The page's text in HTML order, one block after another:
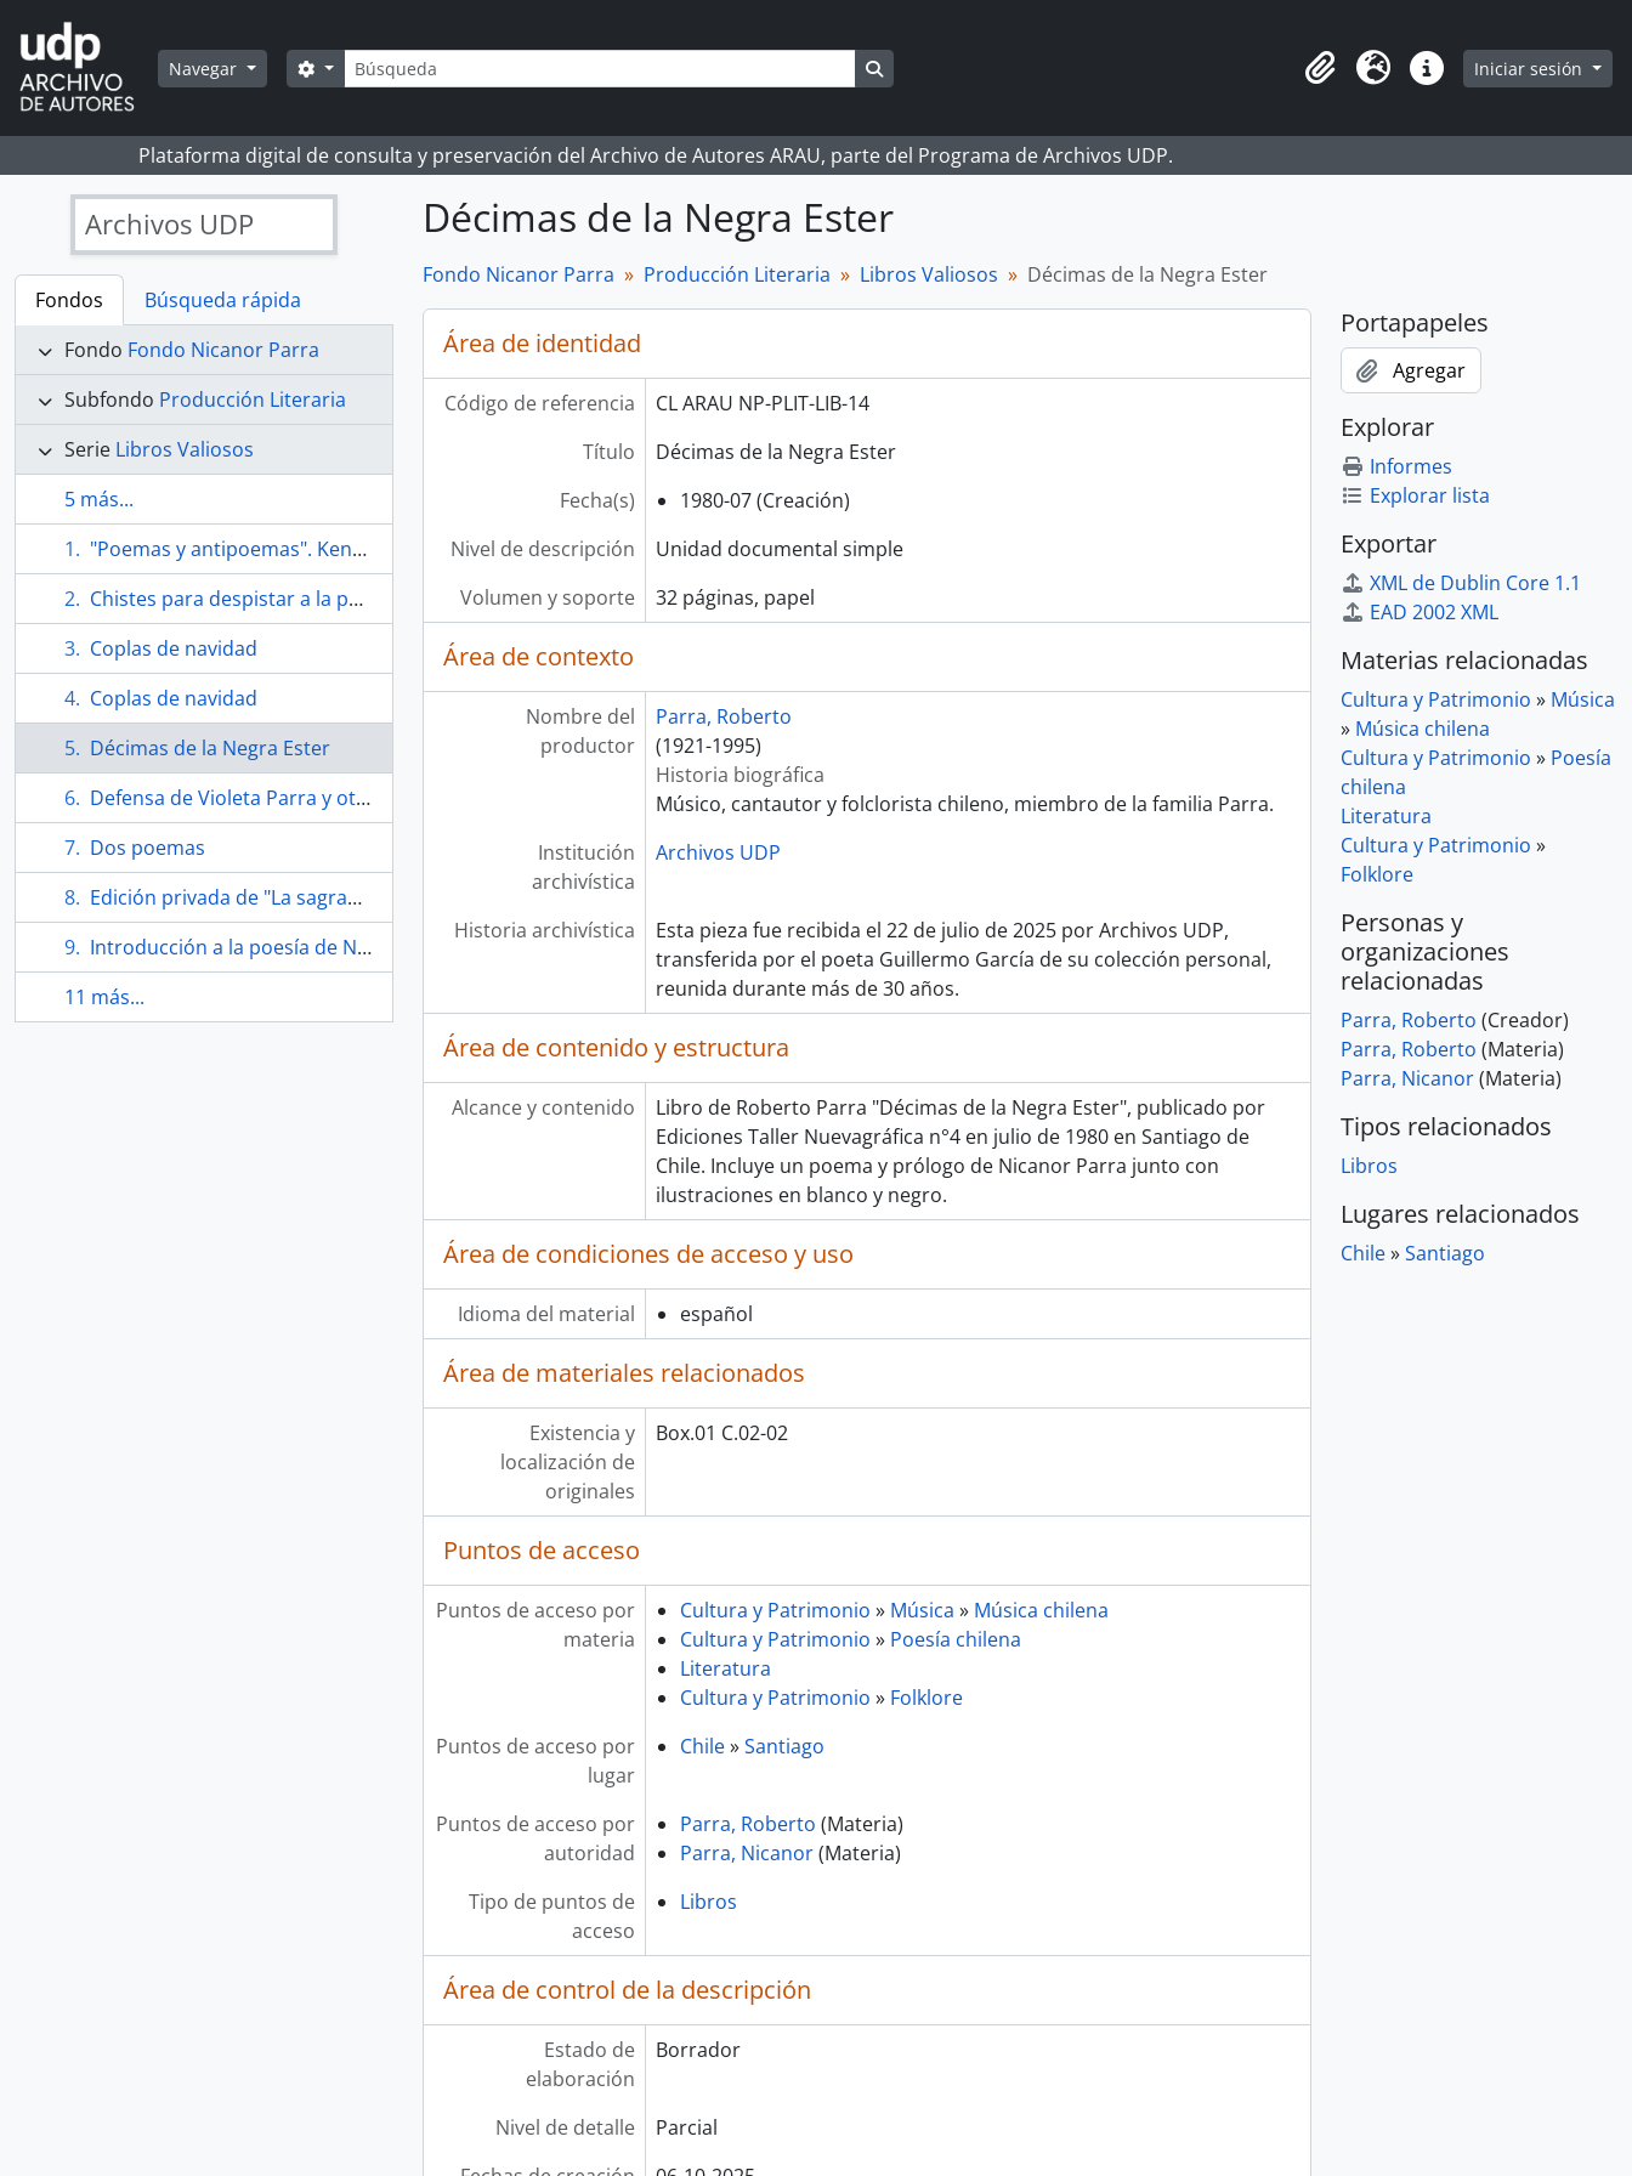
Skip to main content
Navegar Búsqueda
Search options
Portapapeles
Idioma Enlaces rápidos
Iniciar sesión
Plataforma digital de consulta y preservación del Archivo de Autores ARAU, parte del Programa de Archivos UDP.
Archivos UDP
Fondos
Búsqueda rápida
Fondo Fondo Nicanor Parra
Subfondo Producción Literaria
Serie Libros Valiosos
5 más...
"Poemas y antipoemas". Kennzeichen der Antipoesie Nicanor Parras anhand der Analyse der Gedichte "Sinfonía de cuna" und "Oda a unas palomas"
Chistes para despistar a la policía.
Coplas de navidad
Coplas de navidad
Décimas de la Negra Ester
Defensa de Violeta Parra y otros poemas
Dos poemas
Edición privada de "La sagrada familia" de Nicanor Parra
Introducción a la poesía de Nicanor Parra
11 más...
Décimas de la Negra Ester
Fondo Nicanor Parra Producción Literaria Libros Valiosos Décimas de la Negra Ester
Área de identidad
Código de referencia
CL ARAU NP-PLIT-LIB-14
Título
Décimas de la Negra Ester
Fecha(s)
1980-07 (Creación)
Nivel de descripción
Unidad documental simple
Volumen y soporte
32 páginas, papel
Área de contexto
Nombre del
productor
Parra, Roberto
(1921-1995)
Historia biográfica
Músico, cantautor y folclorista chileno, miembro de la familia Parra.
Institución
archivística
Archivos UDP
Historia archivística
Esta pieza fue recibida el 22 de julio de 2025 por Archivos UDP,
transferida por el poeta Guillermo García de su colección personal,
reunida durante más de 30 años.
Área de contenido y estructura
Alcance y contenido
Libro de Roberto Parra "Décimas de la Negra Ester", publicado por
Ediciones Taller Nuevagráfica n°4 en julio de 1980 en Santiago de
Chile. Incluye un poema y prólogo de Nicanor Parra junto con
ilustraciones en blanco y negro.
Área de condiciones de acceso y uso
Idioma del material español
Área de materiales relacionados
Existencia y
localización de
originales
Box.01 C.02-02
Puntos de acceso
Puntos de acceso por
materia
Cultura y Patrimonio » Música » Música chilena
Cultura y Patrimonio » Poesía chilena
Literatura
Cultura y Patrimonio » Folklore
Puntos de acceso por
lugar
Chile»Santiago
Puntos de acceso por
autoridad
Parra, Roberto (Materia)
Parra, Nicanor(Materia)
Tipo de puntos de
acceso
Libros
Área de control de la descripción
Estado de
elaboración
Borrador
Nivel de detalle
Parcial
Portapapeles
Agregar
Explorar
Informes
Explorar lista
Exportar
XML de Dublin Core 1.1
EAD 2002 XML
Materias relacionadas
Cultura y Patrimonio » Música
» Música chilena
Cultura y Patrimonio » Poesía
chilena
Literatura
Cultura y Patrimonio »
Folklore
Personas y
organizaciones
relacionadas
Parra, Roberto (Creador)
Parra, Roberto (Materia)
Parra, Nicanor(Materia)
Tipos relacionados
Libros
Lugares relacionados
Chile»Santiago